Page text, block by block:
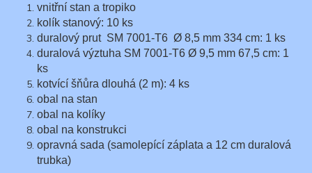
vnitřní stan a tropiko
kolík stanový: 10 ks
duralový prut SM 7001-T6 Ø 8,5 mm 334 cm: 1 ks
duralová výztuha SM 7001-T6 Ø 9,5 mm67,5 cm: 1
ks
kotvící šňůra dlouhá (2 m): 4 ks
obal na stan
obal na kolíky
obal na konstrukci
opravná sada (samolepící záplata a 12 cm duralová
trubka)